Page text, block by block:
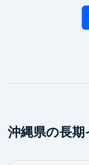
験は、今後
にはCursor
沖縄県の長